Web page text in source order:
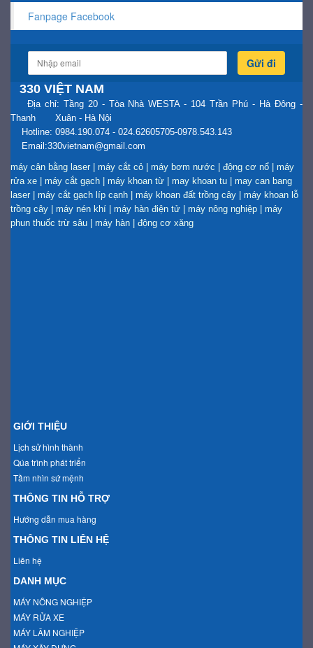
Fanpage Facebook
Gửi đi
330 VIỆT NAM
Địa chỉ: Tầng 20 - Tòa Nhà WESTA - 104 Trần Phú - Hà Đông -
Thanh Xuân - Hà Nội
Hotline: 0984.190.074 - 024.62605705-0978.543.143
Email:330vietnam@gmail.com
máy cân bằng laser | máy cắt cỏ | máy bơm nước | động cơ nổ | máy
rửa xe | máy cắt gạch | máy khoan từ | may khoan tu | may can bang
laser | máy cắt gạch líp cạnh | máy khoan đất trồng cây | máy khoan lỗ
trồng cây | máy nén khí | máy hàn điện tử | máy nông nghiệp | máy
phun thuốc trừ sâu | máy hàn | động cơ xăng
GIỚI THIỆU
Lịch sử hình thành
Qúa trình phát triển
Tầm nhìn sứ mệnh
THÔNG TIN HỖ TRỢ
Hướng dẫn mua hàng
THÔNG TIN LIÊN HỆ
Liên hệ
DANH MỤC
MÁY NÔNG NGHIỆP
MÁY RỬA XE
MÁY LÂM NGHIỆP